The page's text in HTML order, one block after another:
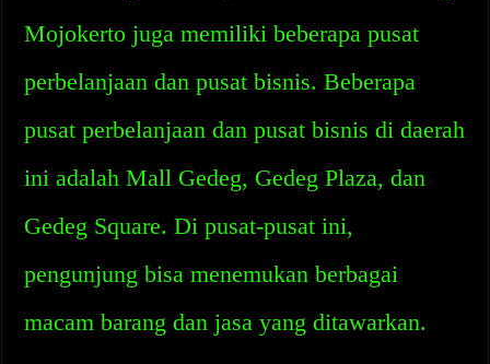
Mojokerto juga memiliki beberapa pusat
perbelanjaan dan pusat bisnis. Beberapa
pusat perbelanjaan dan pusat bisnis di daerah
ini adalah Mall Gedeg, Gedeg Plaza, dan
Gedeg Square. Di pusat-pusat ini,
pengunjung bisa menemukan berbagai
macam barang dan jasa yang ditawarkan.